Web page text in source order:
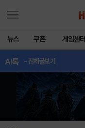
뉴스 쿠폰 게임센터
AI톡 - 전체글보기